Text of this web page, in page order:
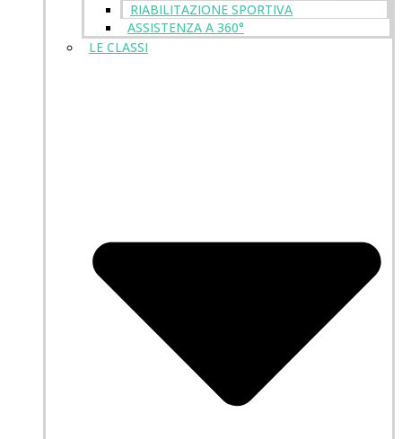
RIABILITAZIONE SPORTIVA
ASSISTENZA A 360°
LE CLASSI